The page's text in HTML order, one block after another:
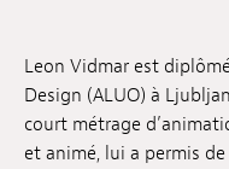
Soumissions
Archives
Leon Vidmar est
Design (ALUO) à
court métrage
et animé, lui a permis